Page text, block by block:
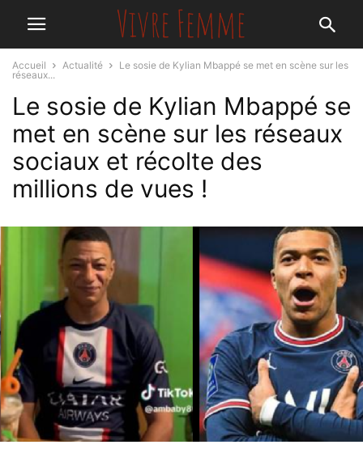
Accueil Actualité
Le sosie de Kylian Mbappé se met en scène sur les
réseaux...
Le sosie de Kylian Mbappé se
met en scène sur les réseaux
sociaux et récolte des
millions de vues !